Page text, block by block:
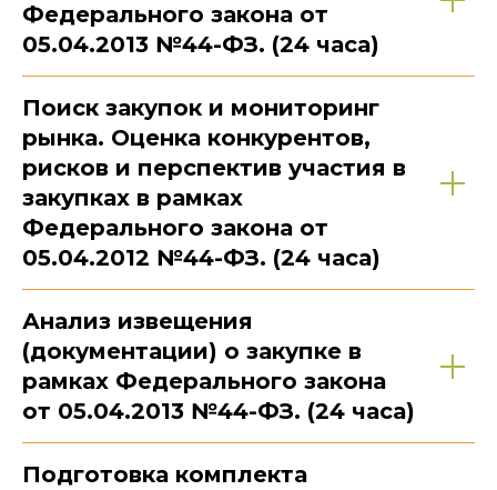
Федерального закона от
05.04.2013 №44-ФЗ. (24 часа)
Поиск закупок и мониторинг
рынка. Оценка конкурентов,
рисков и перспектив участия в
закупках в рамках
Федерального закона от
05.04.2012 №44-ФЗ. (24 часа)
Анализ извещения
(документации) о закупке в
рамках Федерального закона
от 05.04.2013 №44-ФЗ. (24 часа)
Подготовка комплекта